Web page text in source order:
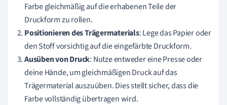
Farbe gleichmäßig auf die erhabenen Teile der
Druckform zu rollen.
Positionieren des Trägermaterials: Lege das Papier oder
den Stoff vorsichtig auf die eingefärbte Druckform.
Ausüben von Druck: Nutze entweder eine Presse oder
deine Hände, um gleichmäßigen Druck auf das
Trägermaterial auszuüben. Dies stellt sicher, dass die
Farbe vollständig übertragen wird.